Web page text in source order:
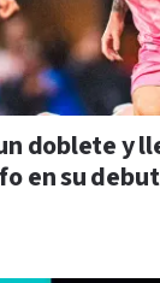
doblete y
en su